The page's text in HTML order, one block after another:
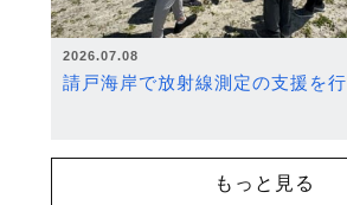
2026.07.08
請戸海岸で放射線測定の支援を行
もっと見る